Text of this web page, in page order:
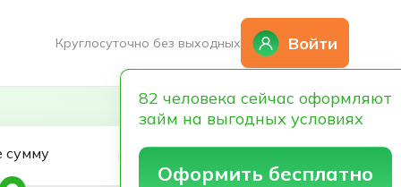
Круглосуточно без выходных Войти
сумму
82 человека сейчас оформляют
займ на выгодных условиях
Оформить бесплатно